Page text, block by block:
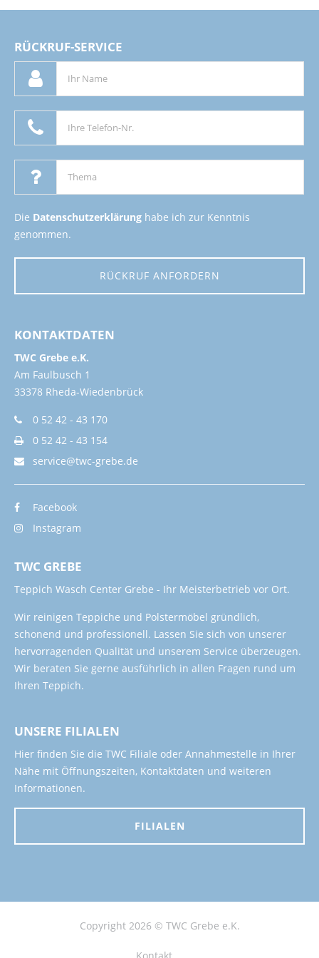
RÜCKRUF-SERVICE
Die Datenschutzerklärung habe ich zur Kenntnis
genommen.
RÜCKRUF ANFORDERN
KONTAKTDATEN
TWC Grebe e.K.
Am Faulbusch 1
33378 Rheda-Wiedenbrück
0 52 42 - 43 170
0 52 42 - 43 154
service@twc-grebe.de
Facebook
Instagram
TWC GREBE
Teppich Wasch Center Grebe - Ihr Meisterbetrieb vor Ort.
Wir reinigen Teppiche und Polstermöbel gründlich,
schonend und professionell. Lassen Sie sich von unserer
hervorragenden Qualität und unserem Service überzeugen.
Wir beraten Sie gerne ausführlich in allen Fragen rund um
Ihren Teppich.
UNSERE FILIALEN
Hier finden Sie die TWC Filiale oder Annahmestelle in Ihrer
Nähe mit Öffnungszeiten, Kontaktdaten und weiteren
Informationen.
FILIALEN
Copyright 2026 © TWC Grebe e.K.